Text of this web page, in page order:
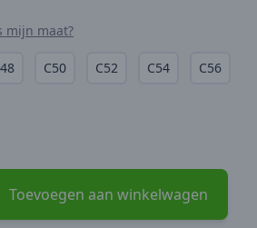
mijn maat?
C50 C52 C54 C56
Toevoegen aan winkelwagen